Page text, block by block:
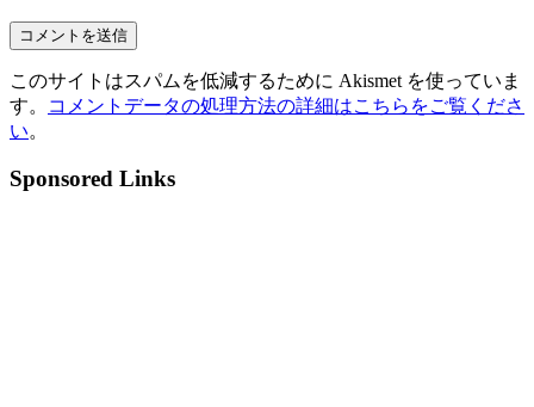
このサイトはスパムを低減するために Akismet を使っていま
す。
コメントデータの処理方法の詳細はこちらをご覧くださ
い。
Sponsored Links